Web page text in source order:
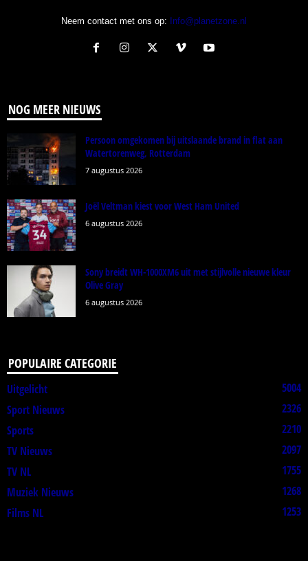
Neem contact met ons op: Info@planetzone.nl
NOG MEER NIEUWS
Persoon omgekomen bij uitslaande brand in flat aan
Watertorenweg, Rotterdam
7 augustus 2026
Joël Veltman kiest voor West Ham United
6 augustus 2026
Sony breidt WH-1000XM6 uit met stijlvolle nieuwe kleur
Olive Gray
6 augustus 2026
POPULAIRE CATEGORIE
Uitgelicht
5004
Sport Nieuws
2326
Sports
2210
TV Nieuws
2097
TV NL
1755
Muziek Nieuws
1268
Films NL
1253